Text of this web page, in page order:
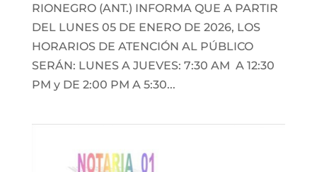
RIONEGRO (ANT.) INFORMA QUE A PARTIR
DEL LUNES 05 DE ENERO DE 2026, LOS
HORARIOS DE ATENCIÓN AL PÚBLICO
SERÁN: LUNES A JUEVES: 7:30 AM A 12:30
PM y DE 2:00 PM A 5:30...